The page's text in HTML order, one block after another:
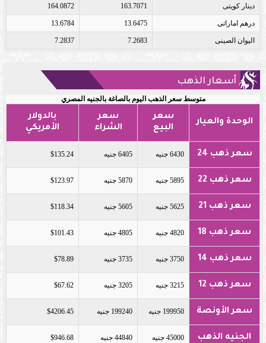
دينار كويتى 163.7071
164.0872
درهم اماراتى 13.6475
13.6784
اليوان الصينى 7.2683
7.2837
أسعار الذهب
متوسط سعر الذهب اليوم بالصاغة بالجنيه المصري
الوحدة والعيار
سعر
البيع
سعر
الشراء
بالدولار
الأمريكي
سعر ذهب 24 6430 جنيه 6405 جنيه $135.24
سعر ذهب 22 5895 جنيه 5870 جنيه $123.97
سعر ذهب 21 5625 جنيه 5605 جنيه $118.34
سعر ذهب 18 4820 جنيه 4805 جنيه $101.43
سعر ذهب 14 3750 جنيه 3735 جنيه $78.89
سعر ذهب 12 3215 جنيه 3205 جنيه $67.62
سعر الأونصة 199950 جنيه 199240 جنيه $4206.45
الجنيه الذهب 45000 جنيه 44840 جنيه $946.68